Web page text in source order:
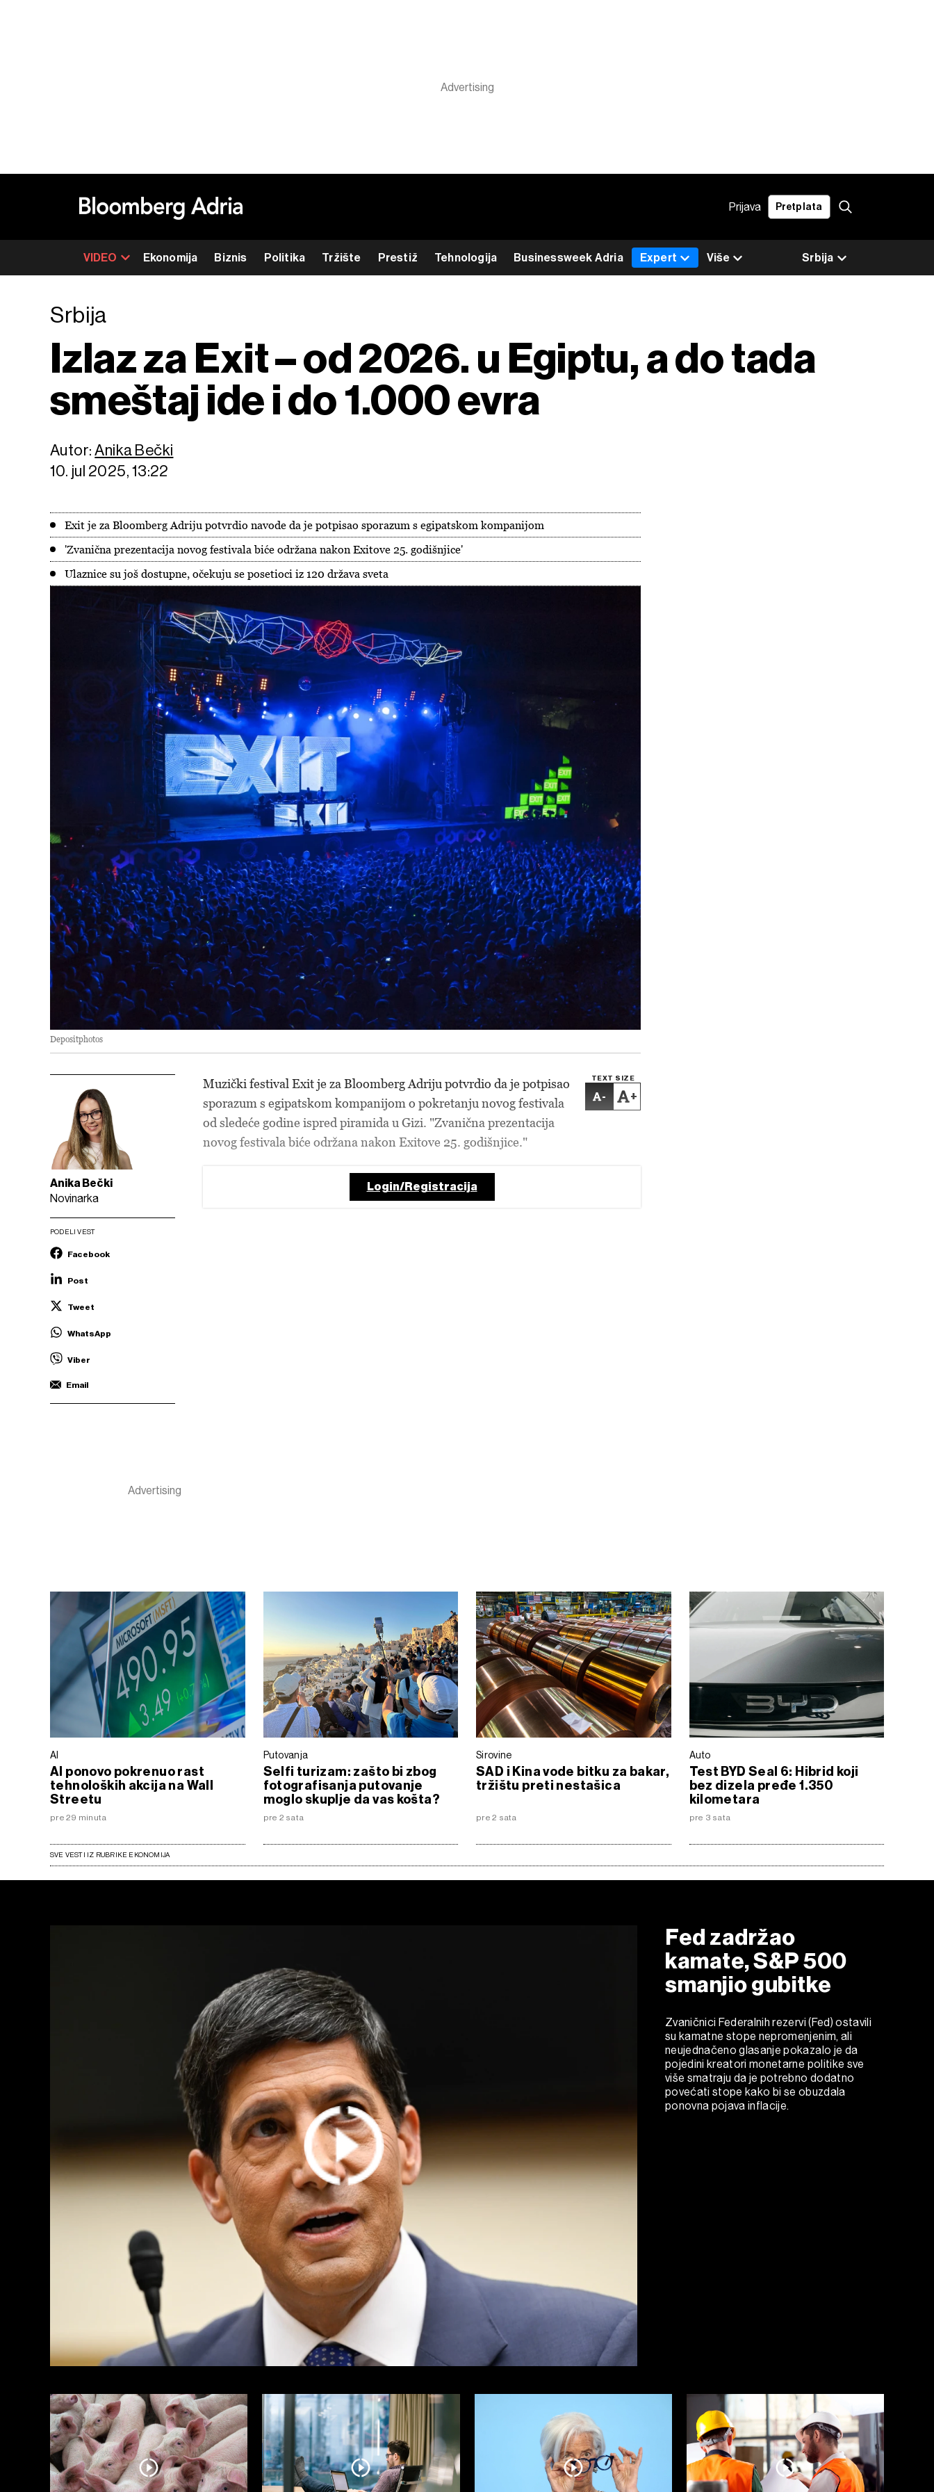
Prijava Pretplata
VIDEO Ekonomija Biznis Politika Tržište Prestiž Tehnologija Businessweek Adria Srbija
Expert Više
Srbija
Izlaz za Exit – od 2026. u Egiptu, a do tada
smeštaj ide i do 1.000 evra
Autor:Anika Bečki
10. jul 2025, 13:22
Exit je za Bloomberg Adriju potvrdio navode da je potpisao sporazum s egipatskom kompanijom
'Zvanična prezentacija novog festivala biće održana nakon Exitove 25. godišnjice'
Ulaznice su još dostupne, očekuju se posetioci iz 120 država sveta
Depositphotos
Anika Bečki
Novinarka
PODELI VEST
Facebook
Post
Tweet
WhatsApp
Viber
Email
TEXT SIZE
- +
Muzički festival Exit je za Bloomberg Adriju potvrdio da je potpisao
sporazum s egipatskom kompanijom o pokretanju novog festivala
od sledeće godine ispred piramida u Gizi. "Zvanična prezentacija
novog festivala biće održana nakon Exitove 25. godišnjice."
Login/Registracija
AI
AI ponovo pokrenuo rast
tehnoloških akcija na Wall
Streetu
pre 29 minuta
Putovanja
Selfi turizam: zašto bi zbog
fotografisanja putovanje
moglo skuplje da vas košta?
pre 2 sata
Sirovine
SAD i Kina vode bitku za bakar,
tržištu preti nestašica
pre 2 sata
Auto
Test BYD Seal 6: Hibrid koji
bez dizela pređe 1.350
kilometara
pre 3 sata
SVE VESTI IZ RUBRIKE EKONOMIJA
Fed zadržao
kamate, S&P 500
smanjio gubitke
Zvaničnici Federalnih rezervi (Fed) ostavili
su kamatne stope nepromenjenim, ali
neujednačeno glasanje pokazalo je da
pojedini kreatori monetarne politike sve
više smatraju da je potrebno dodatno
povećati stope kako bi se obuzdala
ponovna pojava inflacije.